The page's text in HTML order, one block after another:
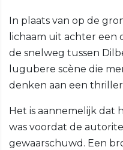
In plaats van op de
lichaam uit achter een
de snelweg tussen
lugubere scène die
denken aan een thriller
Het is aannemelijk dat
was voordat de
gewaarschuwd. Een